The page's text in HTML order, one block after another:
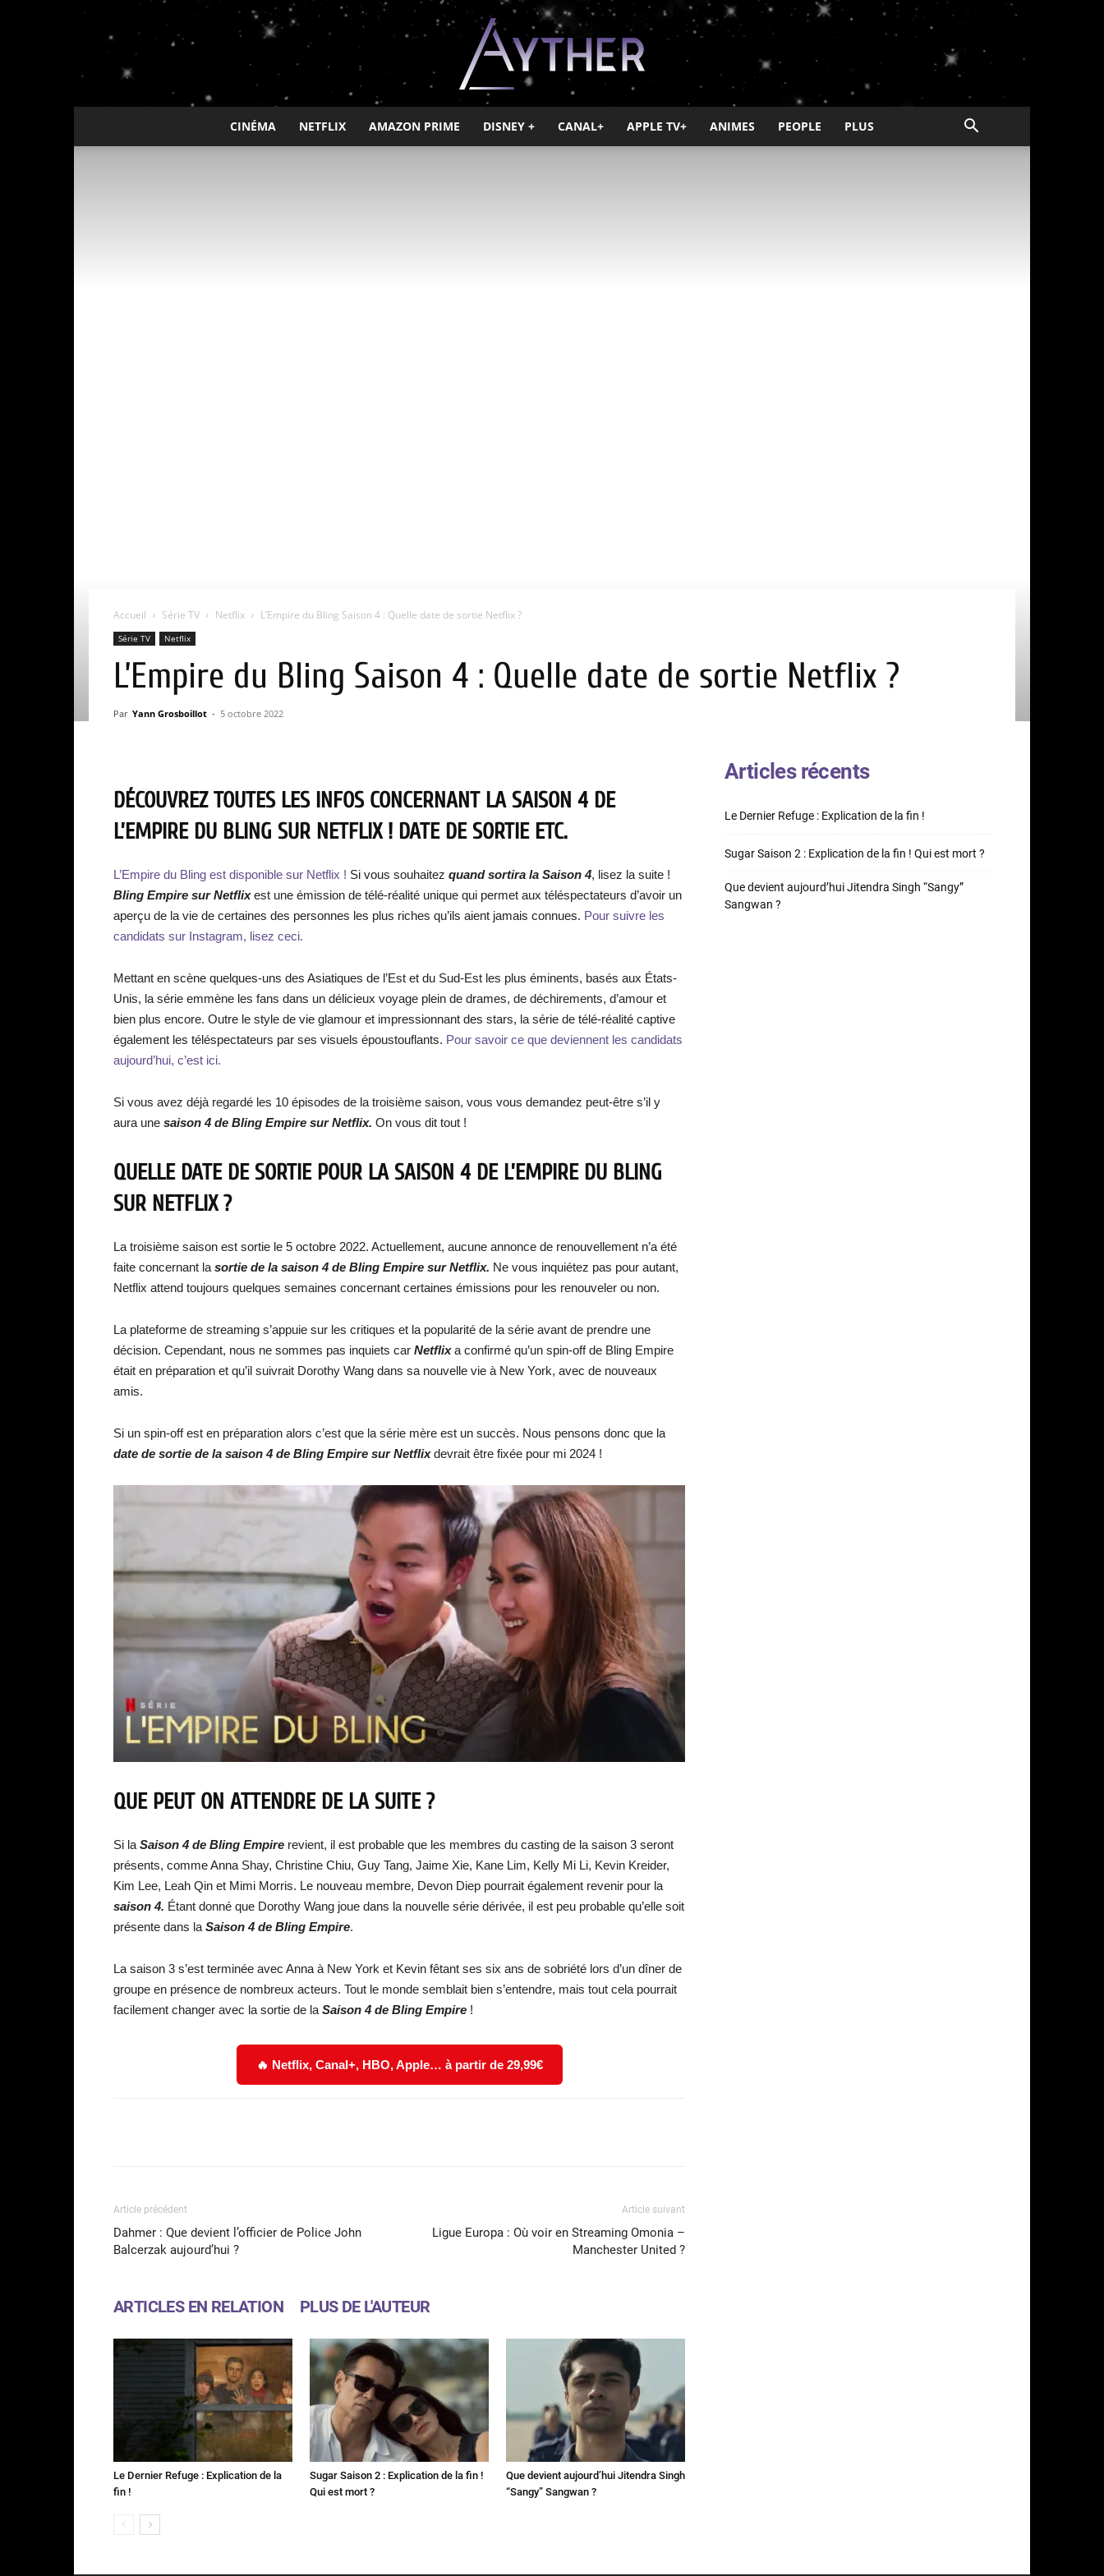
Ayther
CINÉMA NETFLIX AMAZON PRIME DISNEY + CANAL+ APPLE TV+ ANIMES PEOPLE PLUS
Accueil Série TV Netflix L’Empire du Bling Saison 4 : Quelle date de sortie Netflix ?
Série TV Netflix
L’Empire du Bling Saison 4 : Quelle date de sortie Netflix ?
Par Yann Grosboillot - 5 octobre 2022
DÉCOUVREZ TOUTES LES INFOS CONCERNANT LA SAISON 4 DE
L’EMPIRE DU BLING SUR NETFLIX ! DATE DE SORTIE ETC.
L’Empire du Bling est disponible sur Netflix ! Si vous souhaitez quand sortira la Saison 4, lisez la suite !
Bling Empire sur Netflixest une émission de télé-réalité unique qui permet aux téléspectateurs d’avoir un
aperçu de la vie de certaines des personnes les plus riches qu’ils aient jamais connues. Pour suivre les
candidats sur Instagram, lisez ceci.
Mettant en scène quelques-uns des Asiatiques de l’Est et du Sud-Est les plus éminents, basés aux États-
Unis, la série emmène les fans dans un délicieux voyage plein de drames, de déchirements, d’amour et
bien plus encore. Outre le style de vie glamour et impressionnant des stars, la série de télé-réalité captive
également les téléspectateurs par ses visuels époustouflants. Pour savoir ce que deviennent les candidats
aujourd’hui, c’est ici.
Si vous avez déjà regardé les 10 épisodes de la troisième saison, vous vous demandez peut-être s’il y
aura une saison 4 de Bling Empire sur Netflix. On vous dit tout !
QUELLE DATE DE SORTIE POUR LA SAISON 4 DE L’EMPIRE DU BLING
SUR NETFLIX ?
La troisième saison est sortie le 5 octobre 2022. Actuellement, aucune annonce de renouvellement n’a été
faite concernant la sortie de la saison 4 de Bling Empire sur Netflix. Ne vous inquiétez pas pour autant,
Netflix attend toujours quelques semaines concernant certaines émissions pour les renouveler ou non.
La plateforme de streaming s’appuie sur les critiques et la popularité de la série avant de prendre une
décision. Cependant, nous ne sommes pas inquiets car Netflixa confirmé qu’un spin-off de Bling Empire
était en préparation et qu’il suivrait Dorothy Wang dans sa nouvelle vie à New York, avec de nouveaux
amis.
Si un spin-off est en préparation alors c’est que la série mère est un succès. Nous pensons donc que la
date de sortie de la saison 4 de Bling Empire sur Netflixdevrait être fixée pour mi 2024 !
QUE PEUT ON ATTENDRE DE LA SUITE ?
Si la Saison 4 de Bling Empire revient, il est probable que les membres du casting de la saison 3 seront
présents, comme Anna Shay, Christine Chiu, Guy Tang, Jaime Xie, Kane Lim, Kelly Mi Li, Kevin Kreider,
Kim Lee, Leah Qin et Mimi Morris. Le nouveau membre, Devon Diep pourrait également revenir pour la
saison 4. Étant donné que Dorothy Wang joue dans la nouvelle série dérivée, il est peu probable qu’elle soit
présente dans la Saison 4 de Bling Empire.
La saison 3 s’est terminée avec Anna à New York et Kevin fêtant ses six ans de sobriété lors d’un dîner de
groupe en présence de nombreux acteurs. Tout le monde semblait bien s’entendre, mais tout cela pourrait
facilement changer avec la sortie de la Saison 4 de Bling Empire !
🔥 Netflix, Canal+, HBO, Apple… à partir de 29,99€
Article précédent
Dahmer : Que devient l’officier de Police John
Balcerzak aujourd’hui ?
Article suivant
Ligue Europa : Où voir en Streaming Omonia –
Manchester United ?
ARTICLES EN RELATION PLUS DE L'AUTEUR
Le Dernier Refuge : Explication de la
fin !
Sugar Saison 2 : Explication de la fin !
Qui est mort ?
Que devient aujourd’hui Jitendra Singh
“Sangy” Sangwan ?
Articles récents
Le Dernier Refuge : Explication de la fin !
Sugar Saison 2 : Explication de la fin ! Qui est mort ?
Que devient aujourd’hui Jitendra Singh “Sangy”
Sangwan ?